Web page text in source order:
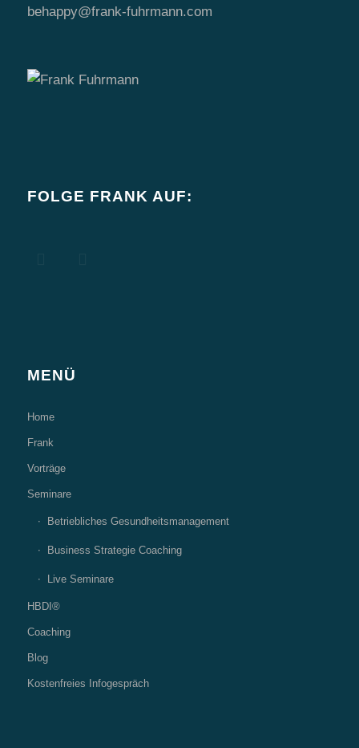
behappy@frank-fuhrmann.com
FOLGE FRANK AUF:
MENÜ
Home
Frank
Vorträge
Seminare
Betriebliches Gesundheitsmanagement
Business Strategie Coaching
Live Seminare
HBDI®
Coaching
Blog
Kostenfreies Infogespräch